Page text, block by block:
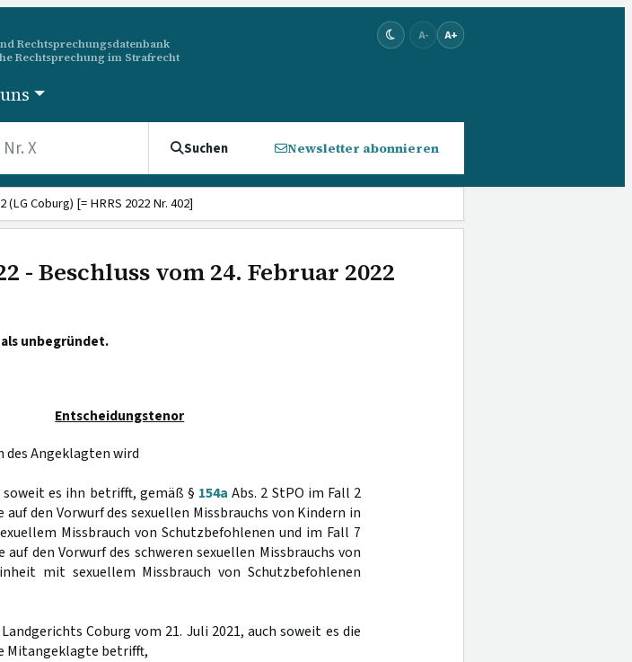
Rechtsprechungsdatenbank
Rechtsprechung im Strafrecht
A- A+
Suchen Newsletter abonnieren
(LG Coburg) [= HRRS 2022 Nr. 402]
- Beschluss vom 24. Februar 2022
unbegründet.
Entscheidungstenor
des Angeklagten wird
soweit es ihn betrifft, gemäß § 154a Abs. 2 StPO im Fall 2
den Vorwurf des sexuellen Missbrauchs von Kindern in
Missbrauch von Schutzbefohlenen und im Fall 7
auf den Vorwurf des schweren sexuellen Missbrauchs von
mit sexuellem Missbrauch von Schutzbefohlenen
Coburg vom 21. Juli 2021, auch soweit es die
Mitangeklagte betrifft,